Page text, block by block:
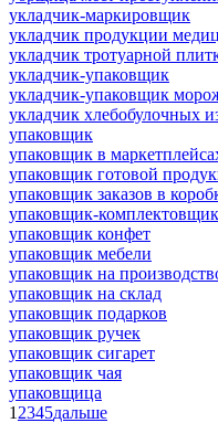
укладчик-маркировщик
укладчик продукции
укладчик тротуарной
укладчик-упаковщик
укладчик-упаковщик
укладчик хлебобулочных
упаковщик
упаковщик в
упаковщик готовой
упаковщик заказов в
упаковщик-комплектовщик
упаковщик конфет
упаковщик мебели
упаковщик на
упаковщик на склад
упаковщик подарков
упаковщик ручек
упаковщик сигарет
упаковщик чая
упаковщица
1 2345дальше